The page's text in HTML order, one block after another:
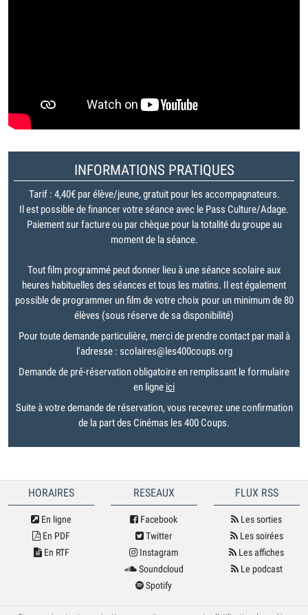
INFORMATIONS PRATIQUES
Tarif : 4,40€ par élève/jeune, gratuit pour les accompagnateurs.
Il est possible de financer votre séance avec le Pass Culture/Adage.
Paiement sur facture ou par chèque pour la totalité du groupe au
moment de la séance.
Tout film programmé peut donner lieu à une séance scolaire aux
heures habituelles des séances et tous les matins. Il est également
possible de programmer un film de votre choix pour un minimum de 80
élèves (sous réserve de sa disponibilité)
Pour toute demande particulière, merci de prendre contact par mail à
l'adresse : scolaires@les400coups.org
Demande de pré-réservation obligatoire en remplissant le formulaire
en ligne ici
Suite à votre demande de réservation, vous recevrez une confirmation
de la part des Cinémas les 400 Coups.
HORAIRES
En ligne
En PDF
En RTF
RESEAUX
Facebook
Twitter
Instagram
Soundcloud
Spotify
FLUX RSS
Les sorties
Les soirées
Les affiches
Le podcast